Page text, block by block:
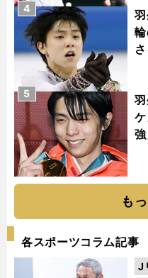
4
5
も
各スポーツコラム記事
J